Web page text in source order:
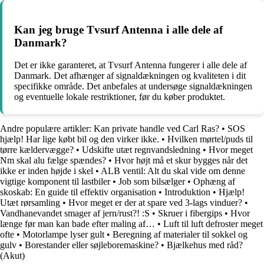
Kan jeg bruge Tvsurf Antenna i alle dele af
Danmark?
Det er ikke garanteret, at Tvsurf Antenna fungerer i alle dele af
Danmark. Det afhænger af signaldækningen og kvaliteten i dit
specifikke område. Det anbefales at undersøge signaldækningen
og eventuelle lokale restriktioner, før du køber produktet.
Andre populære artikler: Kan private handle ved Carl Ras? • SOS
hjælp! Har lige købt bil og den virker ikke. • Hvilken mørtel/puds til
tørre kældervægge? • Udskifte utæt regnvandsledning • Hvor meget
Nm skal alu fælge spændes? • Hvor højt må et skur bygges når det
ikke er inden højde i skel • ALB ventil: Alt du skal vide om denne
vigtige komponent til lastbiler• Job som bilsælger• Ophæng af
skoskab: En guide til effektiv organisation • Introduktion • Hjælp!
Utæt rørsamling • Hvor meget er der at spare ved 3-lags vinduer? •
Vandhanevandet smager af jern/rust?! :S • Skruer i fibergips • Hvor
længe før man kan bade efter maling af… • Luft til luft defroster meget
ofte • Motorlampe lyser gult • Beregning af materialer til sokkel og
gulv • Borestander eller søjleboremaskine? • Bjælkehus med råd?
(Akut)